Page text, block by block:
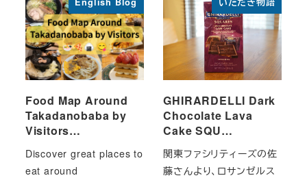
Food Map Around
Takadanobaba by
Visitors…
Discover great places to
eat around
GHIRARDELLI Dark
Chocolate Lava
Cake SQU…
関東ファシリティーズの佐
藤さんより、ロサンゼルス